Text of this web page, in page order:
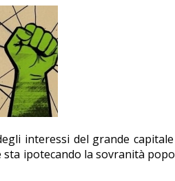
interessi del grande
sta ipotecando la sovranità